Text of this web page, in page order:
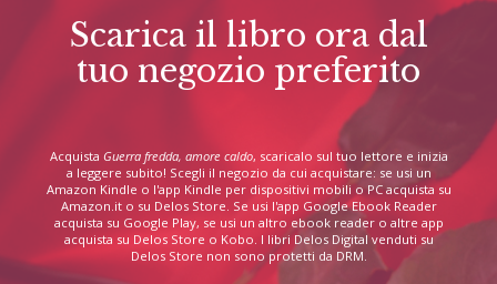
Scarica il libro ora dal
tuo negozio preferito
Acquista Guerra fredda, amore caldo, scaricalo sul tuo lettore e inizia
a leggere subito! Scegli il negozio da cui acquistare: se usi un
Amazon Kindle o l'app Kindle per dispositivi mobili o PC acquista su
Amazon.it o su Delos Store. Se usi l'app Google Ebook Reader
acquista su Google Play, se usi un altro ebook reader o altre app
acquista su Delos Store o Kobo. I libri Delos Digital venduti su
Delos Store non sono protetti da DRM.